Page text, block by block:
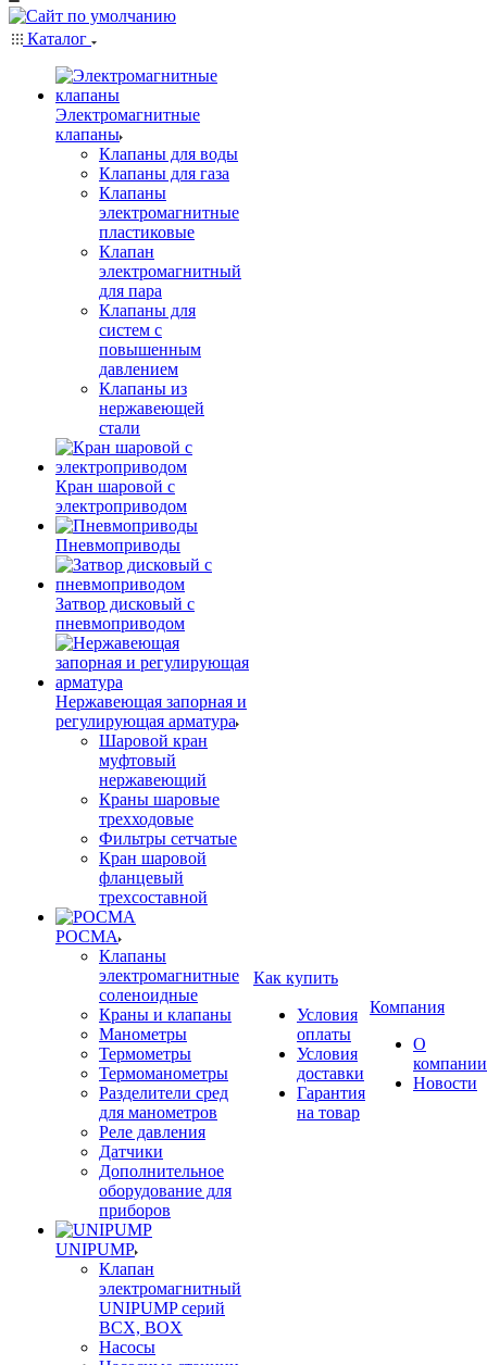
Каталог
Электромагнитные
клапаны
Клапаны для воды
Клапаны для газа
Клапаны
электромагнитные
пластиковые
Клапан
электромагнитный
для пара
Клапаны для
систем с
повышенным
давлением
Клапаны из
нержавеющей
стали
Кран шаровой с
электроприводом
Пневмоприводы
Затвор дисковый с
пневмоприводом
Нержавеющая запорная и
регулирующая арматура
Шаровой кран
муфтовый
нержавеющий
Краны шаровые
трехходовые
Фильтры сетчатые
Кран шаровой
фланцевый
трехсоставной
РОСМА
Клапаны
электромагнитные
соленоидные
Краны и клапаны
Манометры
Термометры
Термоманометры
Разделители сред
для манометров
Реле давления
Датчики
Дополнительное
оборудование для
приборов
UNIPUMP
Клапан
электромагнитный
UNIPUMP серий
BCX, BOX
Насосы
Как купить
Условия
оплаты
Условия
доставки
Гарантия
на товар
Компания
О
компании
Новости